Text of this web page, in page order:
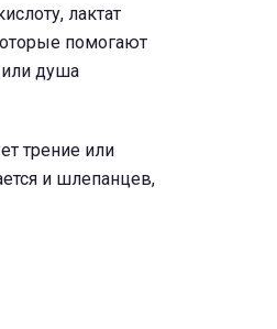
лактат
помогают
или душа
трение или
и шлепанцев,